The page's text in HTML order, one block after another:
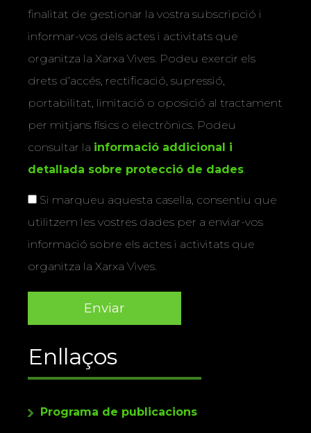
finalitat de gestionar la vostra subscripció i
informar-vos dels actes i activitats que
organitza la Xarxa Vives. Podeu exercir els
drets d’accés, rectificació, supressió,
portabilitat, limitació o oposició al tractament
per mitjans físics o electrònics. Podeu
consultar la informació addicional i
detallada sobre protecció de dades.
Si marqueu aquesta casella, consentiu que
utilitzem les vostres dades per a enviar-vos
informació sobre els actes i activitats que
organitza la Xarxa Vives.
Enllaços
Programa de publicacions